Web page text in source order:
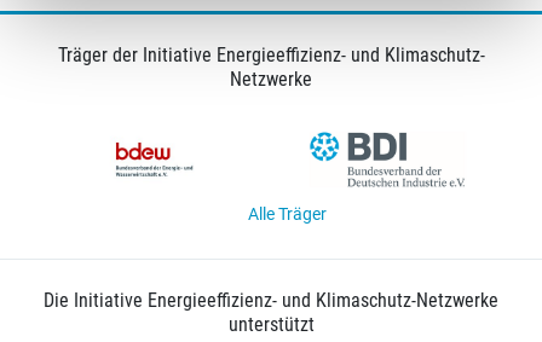
Träger der Initiative Energieeffizienz- und Klimaschutz-
Netzwerke
Alle Träger
Die Initiative Energieeffizienz- und Klimaschutz-Netzwerke
unterstützt